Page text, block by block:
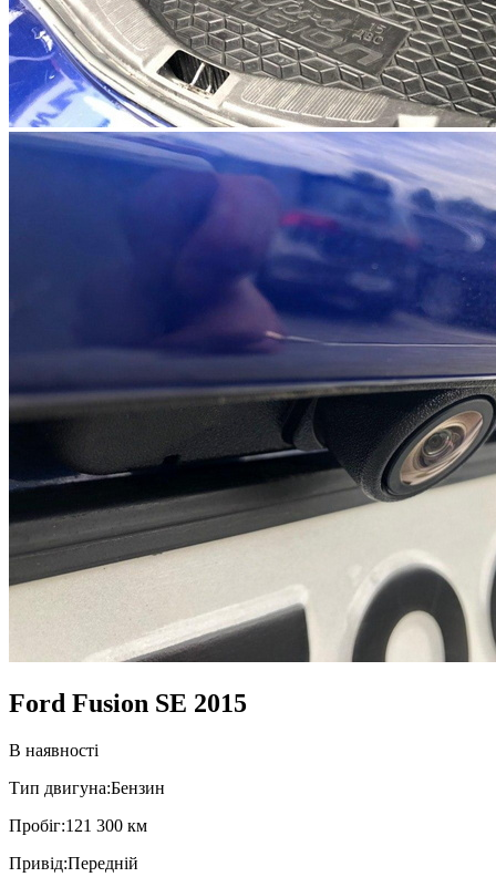
Ford Fusion SE 2015
В наявності
Тип двигуна:Бензин
Пробiг:121 300 км
Привiд:Передній